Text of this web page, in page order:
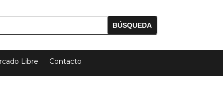
Libre Contacto